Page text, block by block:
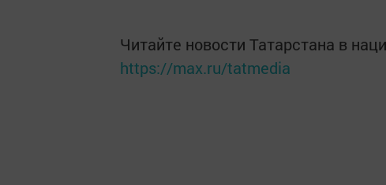
Читайте новости Татарстана в
https://max.ru/tatmedia